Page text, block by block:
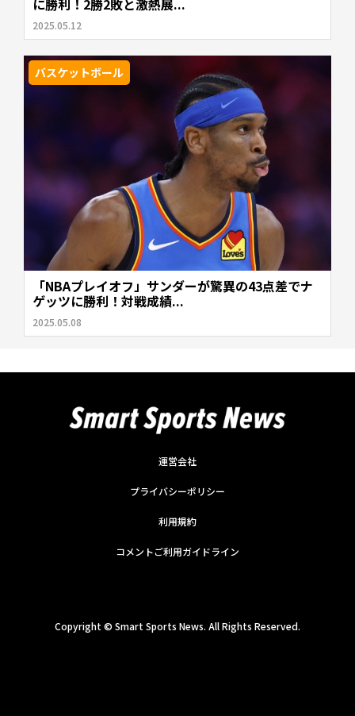
2025.05.12
バスケットボール
「NBAプレイオフ」サンダーが驚異の43点差でナ
ゲッツに勝利！対戦成績...
2025.05.08
運営会社
プライバシーポリシー
利用規約
コメントご利用ガイドライン
Copyright © Smart Sports News. All Rights Reserved.